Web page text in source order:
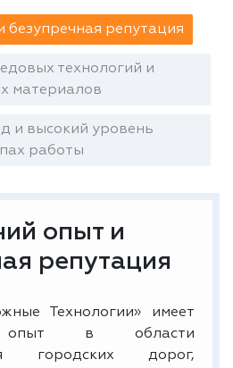
безупречная репутация
технологий и
материалов
и высокий уровень
работы
опыт и
репутация
Технологии» имеет
опыт в области
городских дорог,